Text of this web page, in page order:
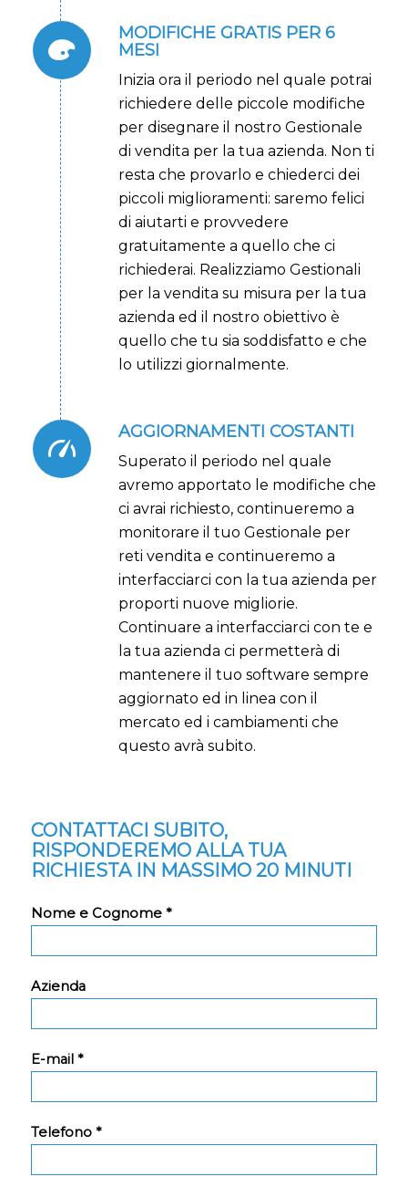
MODIFICHE GRATIS PER 6
MESI
Inizia ora il periodo nel quale potrai
richiedere delle piccole modifiche
per disegnare il nostro Gestionale
di vendita per la tua azienda. Non ti
resta che provarlo e chiederci dei
piccoli miglioramenti: saremo felici
di aiutarti e provvedere
gratuitamente a quello che ci
richiederai. Realizziamo Gestionali
per la vendita su misura per la tua
azienda ed il nostro obiettivo è
quello che tu sia soddisfatto e che
lo utilizzi giornalmente.
AGGIORNAMENTI COSTANTI
Superato il periodo nel quale
avremo apportato le modifiche che
ci avrai richiesto, continueremo a
monitorare il tuo Gestionale per
reti vendita e continueremo a
interfacciarci con la tua azienda per
proporti nuove migliorie.
Continuare a interfacciarci con te e
la tua azienda ci permetterà di
mantenere il tuo software sempre
aggiornato ed in linea con il
mercato ed i cambiamenti che
questo avrà subito.
CONTATTACI SUBITO,
RISPONDEREMO ALLA TUA
RICHIESTA IN MASSIMO 20 MINUTI
Nome e Cognome *
Azienda
E-mail *
Telefono *